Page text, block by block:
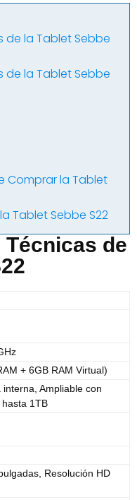
de la Tablet Sebbe
de la Tablet Sebbe
Comprar la Tablet
Tablet Sebbe S22
de
+ 6GB RAM Virtual)
Ampliable con
1TB
Resolución HD